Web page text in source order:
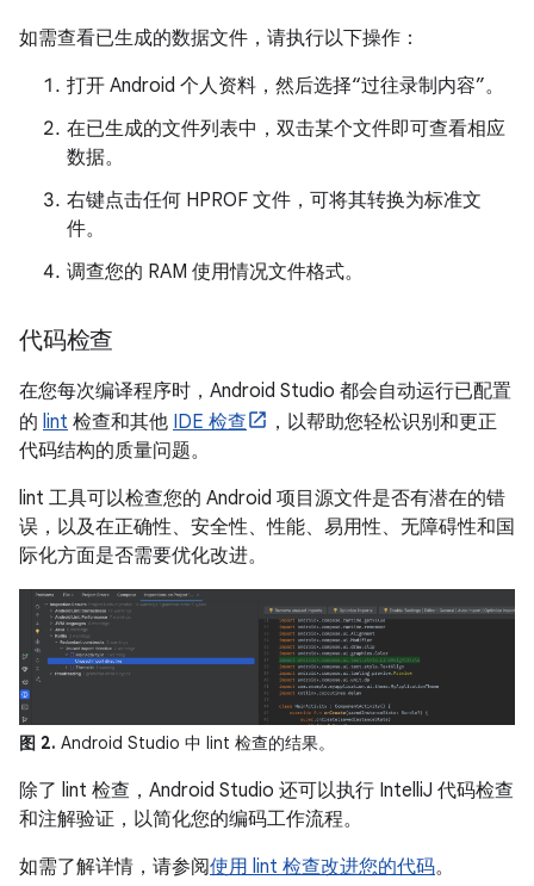
如需查看已生成的数据文件，请执行以下操作：
打开 Android 个人资料，然后选择“过往录制内容”。
在已生成的文件列表中，双击某个文件即可查看相应
数据。
右键点击任何 HPROF 文件，可将其转换为标准文
件。
调查您的 RAM 使用情况文件格式。
代码检查
在您每次编译程序时，Android Studio 都会自动运行已配置
的 lint 检查和其他 IDE 检查
，以帮助您轻松识别和更正
代码结构的质量问题。
lint 工具可以检查您的 Android 项目源文件是否有潜在的错
误，以及在正确性、安全性、性能、易用性、无障碍性和国
际化方面是否需要优化改进。
图 2. Android Studio 中 lint 检查的结果。
除了 lint 检查，Android Studio 还可以执行 IntelliJ 代码检查
和注解验证，以简化您的编码工作流程。
如需了解详情，请参阅使用 lint 检查改进您的代码。